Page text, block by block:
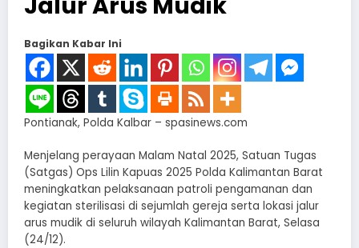
Bagikan Kabar Ini
Pontianak, Polda Kalbar – spasinews.com
Menjelang perayaan Malam Natal 2025, Satuan Tugas
(Satgas) Ops Lilin Kapuas 2025 Polda Kalimantan Barat
meningkatkan pelaksanaan patroli pengamanan dan
kegiatan sterilisasi di sejumlah gereja serta lokasi jalur
arus mudik di seluruh wilayah Kalimantan Barat, Selasa
(24/12).